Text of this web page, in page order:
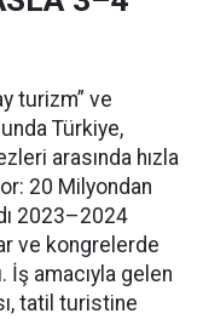
turizm” ve
Türkiye,
arasında hızla
20 Milyondan
2023–2024
ve kongrelerde
İş amacıyla gelen
tatil turistine